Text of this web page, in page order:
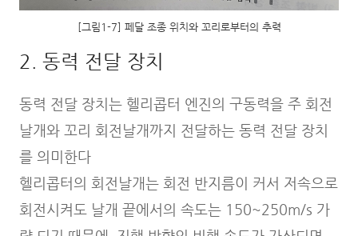
[그림1-7] 페달 조종 위치와 꼬리로부터의 추력
2. 동력 전달 장치
동력 전달 장치는 헬리콥터 엔진의 구동력을 주 회전
날개와 꼬리 회전날개까지 전달하는 동력 전달 장치
를 의미한다
헬리콥터의 회전날개는 회전 반지름이 커서 저속으로
회전시켜도 날개 끝에서의 속도는 150~250m/s 가